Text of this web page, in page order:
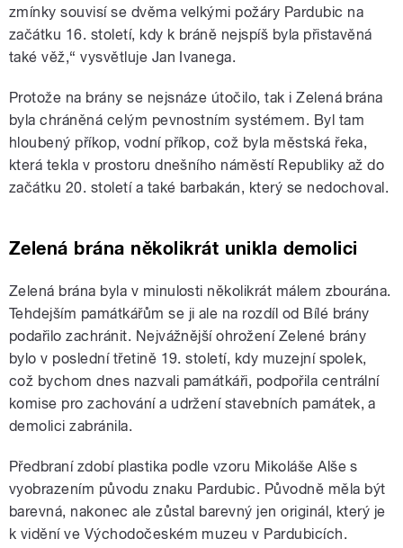
zmínky souvisí se dvěma velkými požáry Pardubic na
začátku 16. století, kdy k bráně nejspíš byla přistavěná
také věž,“ vysvětluje Jan Ivanega.
Protože na brány se nejsnáze útočilo, tak i Zelená brána
byla chráněná celým pevnostním systémem. Byl tam
hloubený příkop, vodní příkop, což byla městská řeka,
která tekla v prostoru dnešního náměstí Republiky až do
začátku 20. století a také barbakán, který se nedochoval.
Zelená brána několikrát unikla demolici
Zelená brána byla v minulosti několikrát málem zbourána.
Tehdejším památkářům se ji ale na rozdíl od Bílé brány
podařilo zachránit. Nejvážnější ohrožení Zelené brány
bylo v poslední třetině 19. století, kdy muzejní spolek,
což bychom dnes nazvali památkáři, podpořila centrální
komise pro zachování a udržení stavebních památek, a
demolici zabránila.
Předbraní zdobí plastika podle vzoru Mikoláše Alše s
vyobrazením původu znaku Pardubic. Původně měla být
barevná, nakonec ale zůstal barevný jen originál, který je
k vidění ve Východočeském muzeu v Pardubicích.